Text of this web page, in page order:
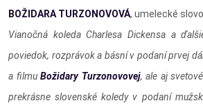
BOŽIDARA TURZONOVOVÁ, umelecké slovo
Vianočná koleda Charlesa Dickensa a
poviedok, rozprávok a básní v podaní prvej
a filmuBožidary Turzonovovej, ale aj
prekrásne slovenské koledy v podaní